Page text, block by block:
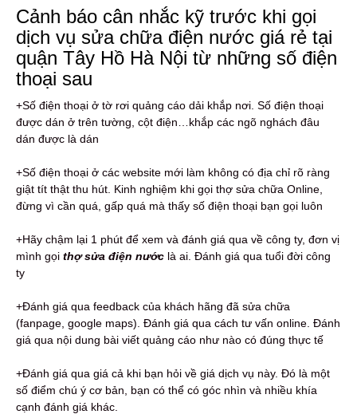
Cảnh báo cân nhắc kỹ trước khi gọi
dịch vụ sửa chữa điện nước giá rẻ tại
quận Tây Hồ Hà Nội từ những số điện
thoại sau
+Số điện thoại ở tờ rơi quảng cáo dải khắp nơi. Số điện thoại
được dán ở trên tường, cột điện…khắp các ngõ nghách đâu
dán được là dán
+Số điện thoại ở các website mới làm không có địa chỉ rõ ràng
giật tít thật thu hút. Kinh nghiệm khi gọi thợ sửa chữa Online,
đừng vì cần quá, gấp quá mà thấy số điện thoại bạn gọi luôn
+Hãy chậm lại 1 phút để xem và đánh giá qua về công ty, đơn vị
mình gọi thợ sửa điện nước là ai. Đánh giá qua tuổi đời công
ty
+Đánh giá qua feedback của khách hãng đã sửa chữa
(fanpage, google maps). Đánh giá qua cách tư vấn online. Đánh
giá qua nội dung bài viết quảng cáo như nào có đúng thực tế
+Đánh giá qua giá cả khi bạn hỏi về giá dịch vụ này. Đó là một
số điểm chú ý cơ bản, bạn có thể có góc nhìn và nhiều khía
cạnh đánh giá khác.